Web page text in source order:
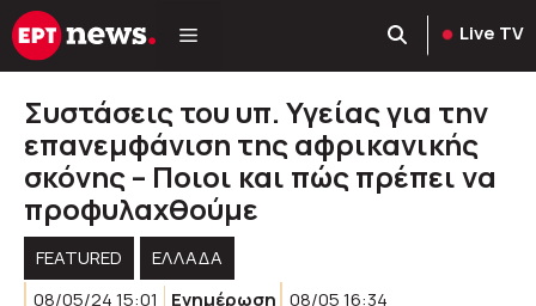
Μετάβαση
σε
Live TV
Συστάσεις του υπ. Υγείας για την
επανεμφάνιση της αφρικανικής
σκόνης – Ποιοι και πώς πρέπει να
προφυλαχθούμε
FEATURED
ΕΛΛΑΔΑ
08/05/24 15:01
Ενημέρωση 08/05 16:34